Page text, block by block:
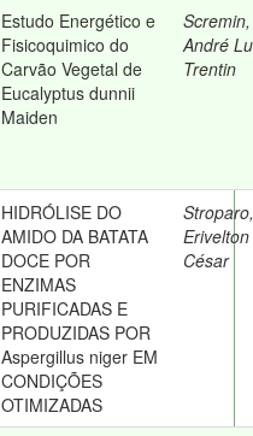
Estudo Energético e
Fisicoquimico do
Carvão Vegetal de
Eucalyptus dunnii
Maiden
Scremin,
André
Trentin
HIDRÓLISE DO
AMIDO DA BATATA
DOCE POR
ENZIMAS
PURIFICADAS E
PRODUZIDAS POR
Aspergillus niger EM
CONDIÇÕES
OTIMIZADAS
Stroparo,
Erivelton
César